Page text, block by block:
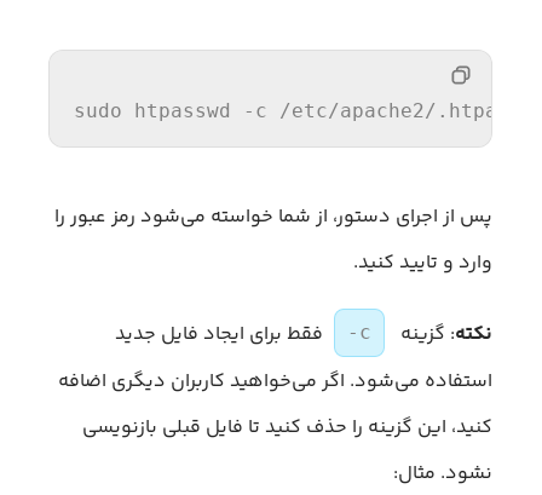
sudo htpasswd -c /etc/apache2/
پس از اجرای دستور، از شما خواسته می‌شود رمز عبور را
وارد و تایید کنید.
نکته: گزینه -c
فقط برای ایجاد فایل جدید
استفاده می‌شود. اگر می‌خواهید کاربران دیگری اضافه
کنید، این گزینه را حذف کنید تا فایل قبلی بازنویسی
نشود. مثال: